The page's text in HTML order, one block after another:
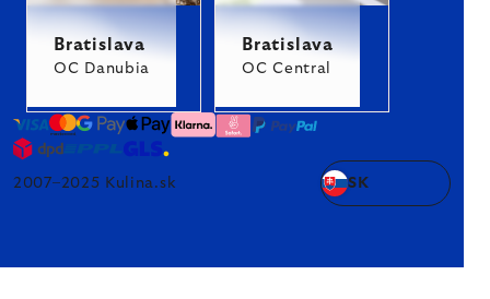
Bratislava
OC Danubia
Bratislava
OC Central
2007–2025 Kulina.sk SK